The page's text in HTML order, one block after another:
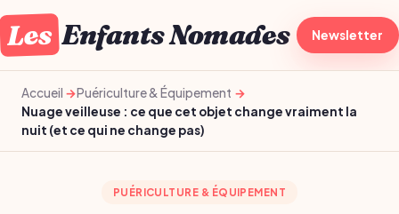
Les Enfants Nomades À la une
Newsletter
Accueil
Puériculture & Équipement
Nuage veilleuse : ce que cet objet change vraiment la
nuit (et ce qui ne change pas)
PUÉRICULTURE & ÉQUIPEMENT